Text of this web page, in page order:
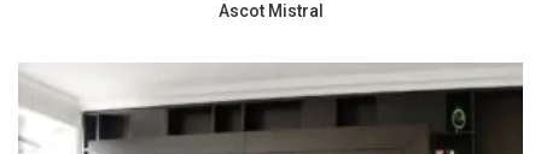
Ascot Mistral